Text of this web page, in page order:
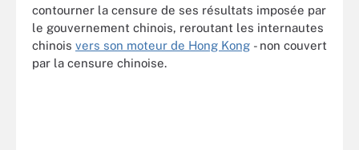
contourner la censure de ses résultats imposée par
le gouvernement chinois, reroutant les internautes
chinois vers son moteur de Hong Kong - non couvert
par la censure chinoise.